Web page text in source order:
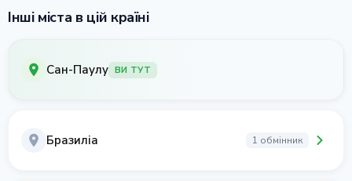
Інші міста в цій країні
Сан-Паулу ВИ ТУТ
Бразиліа 1 обмінник